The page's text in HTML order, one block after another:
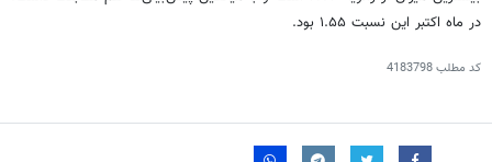
در ماه اکتبر این نسبت ۱.۵۵ بود.
کد مطلب4183798